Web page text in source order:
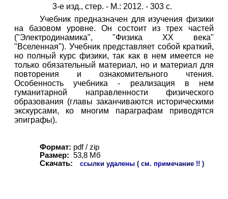
3-е изд., стер. - М.: 2012. - 303 с.
Учебник предназначен для изучения физики
на базовом уровне. Он состоит из трех частей
("Электродинамика", "Физика XX века"
"Вселенная"). Учебник представляет собой краткий,
но полный курс физики, так как в нем имеется не
только обязательный материал, но и материал для
повторения и ознакомительного чтения.
Особенность учебника - реализация в нем
гуманитарной направленности физического
образования (главы заканчиваются историческими
экскурсами, ко многим параграфам приводятся
эпиграфы).
Формат: pdf / zip
Размер: 53,8 Мб
Скачать:
ссылки удалены ( см. примечание !! )